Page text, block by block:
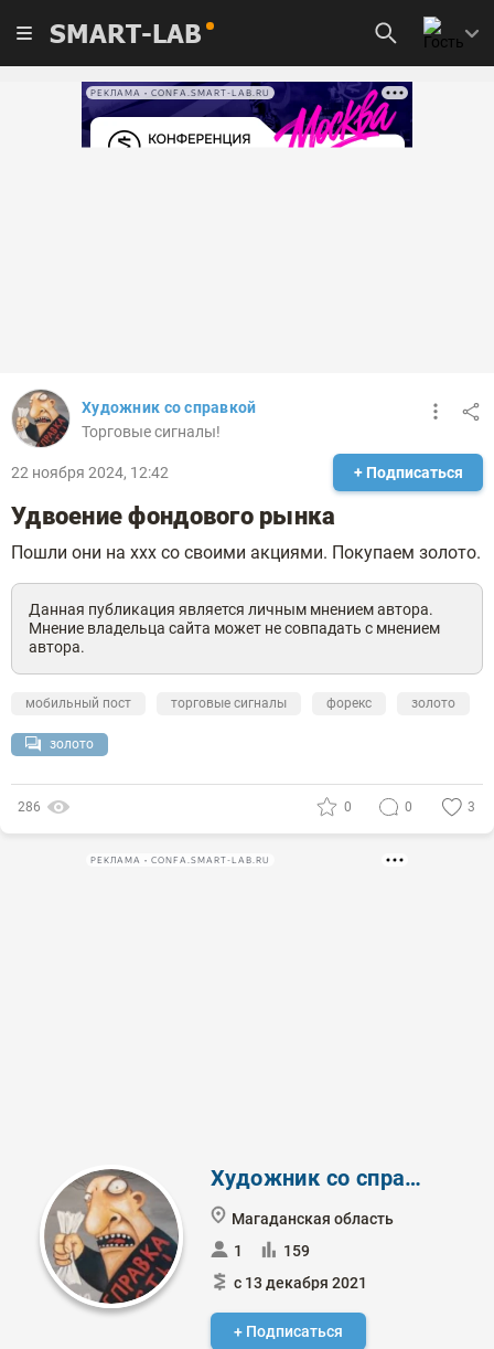
SMART-LAB
РЕКЛАМА • CONFA.SMART-LAB.RU
Художник со справкой
Торговые сигналы!
22 ноября 2024, 12:42 + Подписаться
Удвоение фондового рынка
Пошли они на ххх со своими акциями. Покупаем золото.
Данная публикация является личным мнением автора.
Мнение владельца сайта может не совпадать с мнением
автора.
мобильный пост торговые сигналы форекс золото
золото
286 0 0 3
РЕКЛАМА • CONFA.SMART-LAB.RU
Художник со справкой
Магаданская область
1
159
с 13 декабря 2021
+ Подписаться